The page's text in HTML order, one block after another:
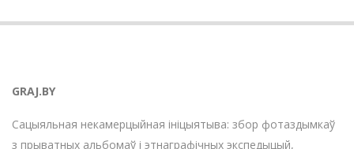
GRAJ.BY
Сацыяльная некамерцыйная ініцыятыва: збор фотаздымкаў
з прыватных альбомаў і этнаграфічных экспедыцый,